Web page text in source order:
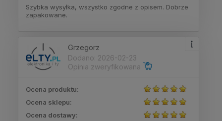
Szybka wysyłka, wszystko zgodne z opisem. Dobrze
zapakowane.
Grzegorz
Dodano: 2026-02-23
Opinia zweryfikowana
Ocena produktu:
Ocena sklepu:
Ocena dostawy: